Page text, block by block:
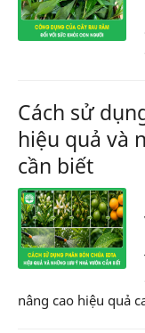
Cách sử
hiệu quả và
cần biết
nâng cao hiệu quả